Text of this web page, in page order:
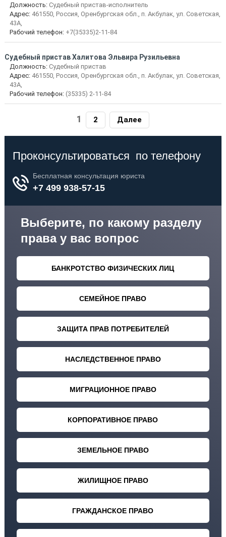
Должность:Судебный пристав-исполнитель
Адрес:461550, Россия, Оренбургская обл., п. Акбулак, ул. Советская,
43А,
Рабочий телефон:+7(35335)2-11-84
Судебный пристав Халитова Эльвира Рузильевна
Должность:Судебный пристав
Адрес:461550, Россия, Оренбургская обл., п. Акбулак, ул. Советская,
43А,
Рабочий телефон:(35335) 2-11-84
1 2 Далее